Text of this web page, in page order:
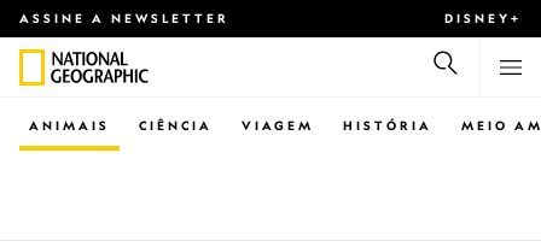
ASSINE A NEWSLETTER DISNEY+
CIÊNCIA VIAGEM
ANIMAIS HISTÓRIA MEIO